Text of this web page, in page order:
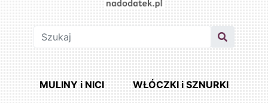
MULINY i NICI WŁÓCZKI i SZNURKI